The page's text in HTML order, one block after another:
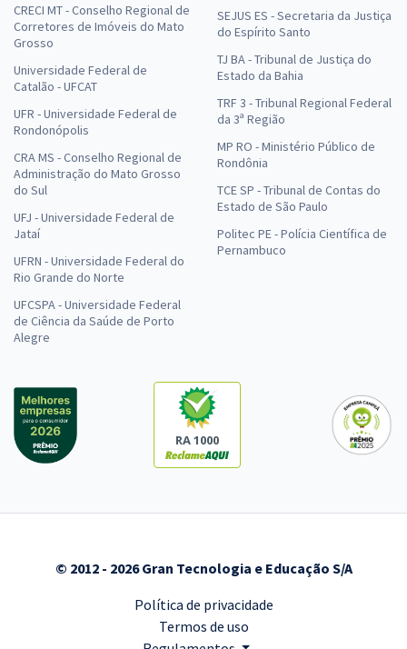
CRECI MT - Conselho Regional de
Corretores de Imóveis do Mato
Grosso
Universidade Federal de
Catalão - UFCAT
UFR - Universidade Federal de
Rondonópolis
CRA MS - Conselho Regional de
Administração do Mato Grosso
do Sul
UFJ - Universidade Federal de
Jataí
UFRN - Universidade Federal do
Rio Grande do Norte
UFCSPA - Universidade Federal
de Ciência da Saúde de Porto
Alegre
SEJUS ES - Secretaria da Justiça
do Espírito Santo
TJ BA - Tribunal de Justiça do
Estado da Bahia
TRF 3 - Tribunal Regional Federal
da 3ª Região
MP RO - Ministério Público de
Rondônia
TCE SP - Tribunal de Contas do
Estado de São Paulo
Politec PE - Polícia Científica de
Pernambuco
RA 1000
© 2012 - 2026 Gran Tecnologia e Educação S/A
Política de privacidade
Termos de uso